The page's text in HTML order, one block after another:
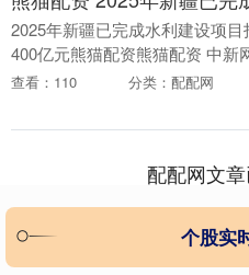
2025年新疆已完成水利建设项目
400亿元熊猫配资熊猫配资 中新
齐12月17日电 (张家伟)记者从新
新....
查看：110 分类：配配网
配配网文
个股实